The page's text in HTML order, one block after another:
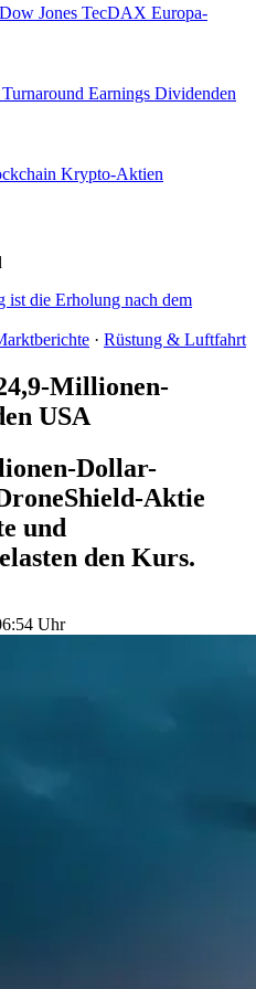
Dow Jones TecDAX Europa-
Turnaround Earnings Dividenden
Krypto-Aktien
die Erholung nach dem
· Rüstung & Luftfahrt
Millionen-
USA
Dollar-
Aktie
und
den Kurs.
Uhr